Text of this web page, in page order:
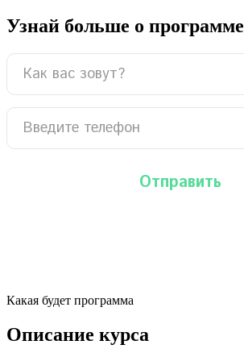
Узнай больше о программе
Какая будет программа
Описание курса